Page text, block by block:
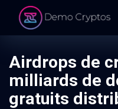
Airdrops de
milliards de
gratuits